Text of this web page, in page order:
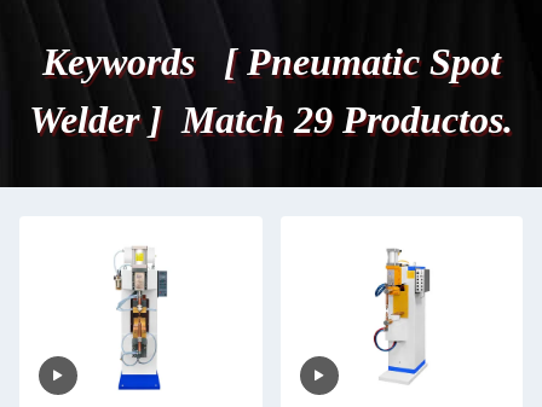
Keywords [ Pneumatic Spot
Welder ] Match 29 Productos.